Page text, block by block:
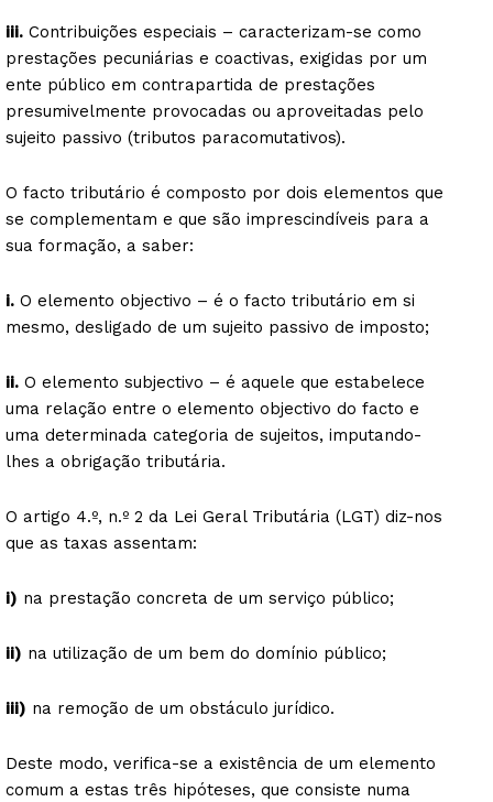
iii. Contribuições especiais – caracterizam-se como
prestações pecuniárias e coactivas, exigidas por um
ente público em contrapartida de prestações
presumivelmente provocadas ou aproveitadas pelo
sujeito passivo (tributos paracomutativos).
O facto tributário é composto por dois elementos que
se complementam e que são imprescindíveis para a
sua formação, a saber:
i. O elemento objectivo – é o facto tributário em si
mesmo, desligado de um sujeito passivo de imposto;
ii. O elemento subjectivo – é aquele que estabelece
uma relação entre o elemento objectivo do facto e
uma determinada categoria de sujeitos, imputando-
lhes a obrigação tributária.
O artigo 4.º, n.º 2 da Lei Geral Tributária (LGT) diz-nos
que as taxas assentam:
i) na prestação concreta de um serviço público;
ii) na utilização de um bem do domínio público;
iii) na remoção de um obstáculo jurídico.
Deste modo, verifica-se a existência de um elemento
comum a estas três hipóteses, que consiste numa